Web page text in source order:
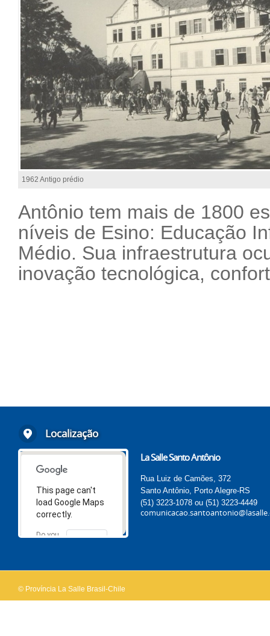
1962 Antigo prédio
Antônio tem mais de 1800
níveis de Esino: Educação
Médio. Sua infraestrutura
inovação tecnológica,
Localização
This page can't
load Google Maps
correctly.
Do you
OK
La Salle Santo Antônio
Rua Luiz de Camões, 372
Santo Antônio, Porto Alegre-RS
(51) 3223-1078 ou (51) 3223-4449
© Província La Salle Brasil-Chile